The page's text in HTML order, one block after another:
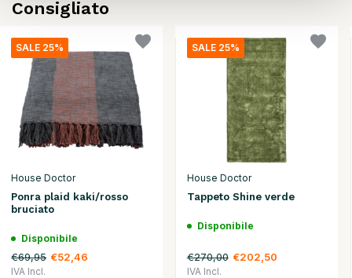
Consigliato
SALE 25%
House Doctor
Ponra plaid kaki/rosso
bruciato
Disponibile
€69,95 €52,46
IVA Incl.
SALE 25%
House Doctor
Tappeto Shine verde
Disponibile
€270,00 €202,50
IVA Incl.